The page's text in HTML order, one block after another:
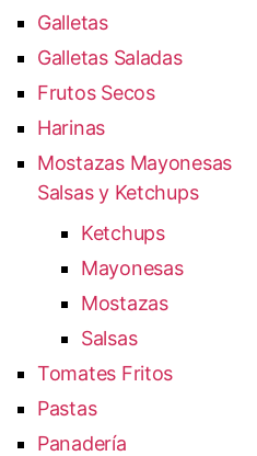
Galletas
Galletas Saladas
Frutos Secos
Harinas
Mostazas Mayonesas
Salsas y Ketchups
Ketchups
Mayonesas
Mostazas
Salsas
Tomates Fritos
Pastas
Panadería